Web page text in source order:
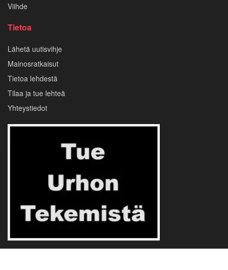
Viihde
Tietoa
Lähetä uutisvihje
Mainosratkaisut
Tietoa lehdestä
Tilaa ja tue lehteä
Yhteystiedot